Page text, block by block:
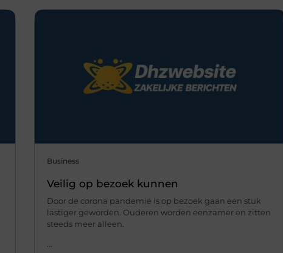
Business
Veilig op bezoek kunnen
Door de corona pandemie is op bezoek gaan een stuk
lastiger geworden. Ouderen worden eenzamer en zitten
steeds meer alleen.